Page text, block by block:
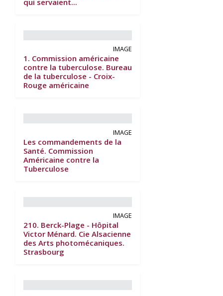
IMAGE
1. Commission américaine
contre la tuberculose. Bureau
de la tuberculose - Croix-
Rouge américaine
IMAGE
Les commandements de la
Santé. Commission
Américaine contre la
Tuberculose
IMAGE
210. Berck-Plage - Hôpital
Victor Ménard. Cie Alsacienne
des Arts photomécaniques.
Strasbourg